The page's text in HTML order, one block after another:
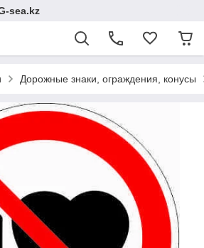
sea.kz
Дорожные знаки, ограждения, конусы